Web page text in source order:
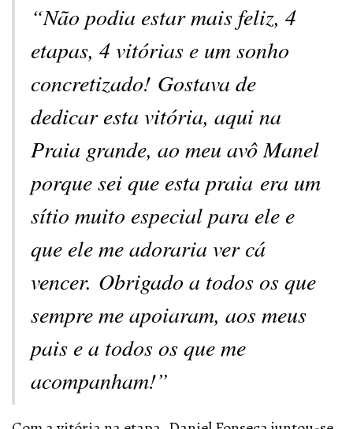
“Não podia estar mais feliz, 4
etapas, 4 vitórias e um sonho
concretizado! Gostava de
dedicar esta vitória, aqui na
Praia grande, ao meu avô Manel
porque sei que esta praia era um
sítio muito especial para ele e
que ele me adoraria ver cá
vencer. Obrigado a todos os que
sempre me apoiaram, aos meus
pais e a todos os que me
acompanham!”